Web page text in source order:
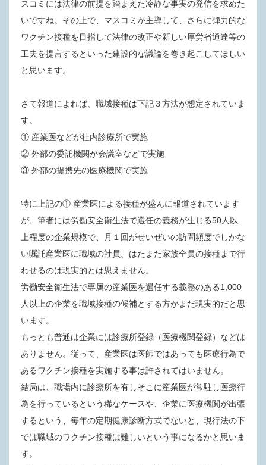
スコミには法律の前提を踏まえた冷静な事実の発信を求めた
いですね。その上で、マスコミが主導して、さらに弾力的な
ワクチン接種を目指して法律の改正や新しい厚労省通達等の
工夫を提言するといった建設的な議論を巻き起こしてほしい
と思います。
さて報道によれば、職域接種は下記３方法が想定されていま
す。
① 産業医などが社内診療所で実施
② 外部の委託機関が会議室などで実施
③ 外部の提携先の医療機関で実施
特に上記の① 産業医による接種が盛んに報道されています
が、筆者には労働安全衛生法で選任の義務が生じる50人以
上程度の企業規模で、月１ 回がせいぜいの訪問頻度でしかな
い嘱託産業医に職域の社員、はたまた家族全員の接種まで行
わせるのは現実的とは思えません。
労働安全衛生法で専属の産業医を選任する義務のある1,000
人以上の企業を職域接種の候補とする方がまだ現実的だと思
います。
もっとも普通は企業には診療所登録（医療機関登録）などは
ありません。従って、産業医は医師ではあっても医療行為で
あるワクチン接種を実施する事は許されてはいません。
結局は、職場内に診療所を有しそこに産業医が常駐し医療行
為を行っているという稀なケースや、企業に医療機関が出張
するという、毎年の定期健康診断方式でないと、現行法の下
では職域のワクチン接種は難しいという事になるかと思いま
す。